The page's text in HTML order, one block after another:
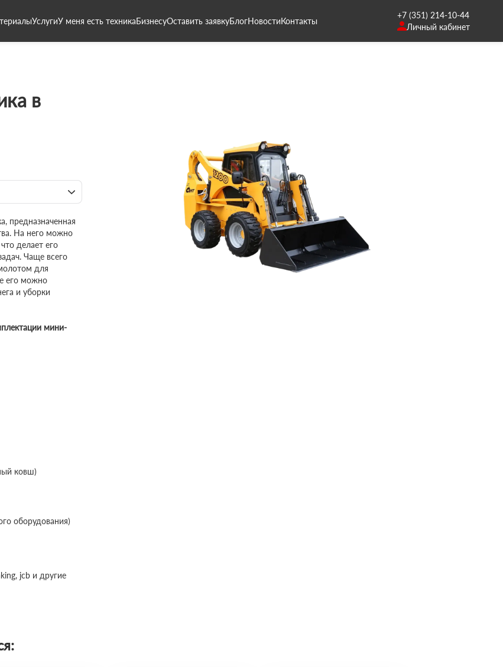
УслугиУ меня есть техникаБизнесуОставить заявкуБлогНовостиКонтакты
+7 (351) 214-10-44
Личный кабинет
в
предназначенная
На него можно
делает его
Чаще всего
для
его можно
и уборки
мини-
ковш)
оборудования)
jcb и другие